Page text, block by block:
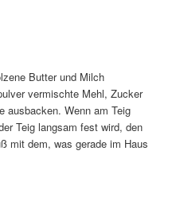
Butter und Milch
vermischte Mehl, Zucker
ausbacken. Wenn am Teig
Teig langsam fest wird, den
mit dem, was gerade im Haus